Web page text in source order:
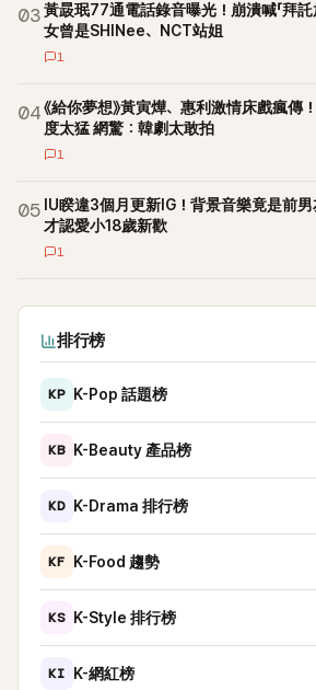
03黃晸珉77通電話錄音曝光！崩潰喊「拜託
女曾是SHINee、NCT站姐
1
04《給你夢想》黃寅燁、惠利激情床戲瘋傳
度太猛 網驚：韓劇太敢拍
1
05 IU睽違3個月更新IG！背景音樂竟是前
才認愛小18歲新歡
1
排行榜
KP K-Pop 話題榜
KB K-Beauty 產品榜
KD K-Drama 排行榜
KF K-Food 趨勢
KS K-Style 排行榜
KI K-網紅榜